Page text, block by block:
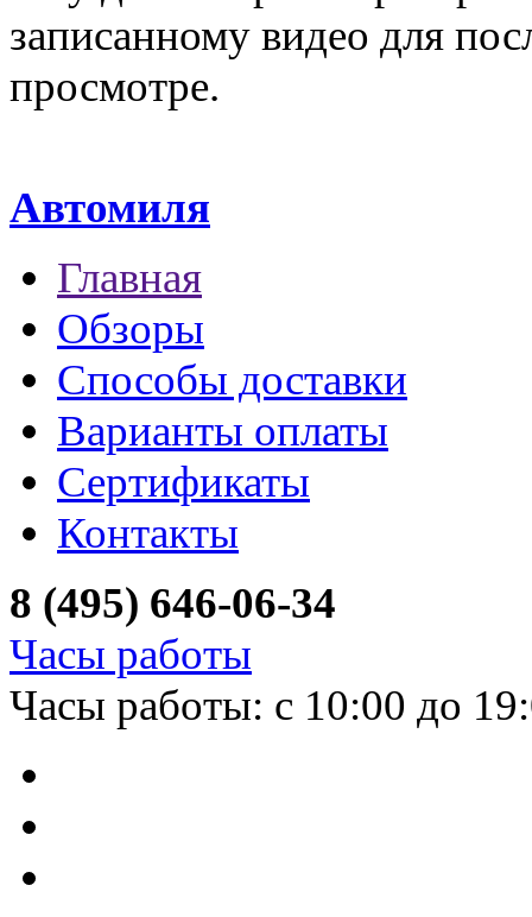
записанному видео для
просмотре.
Автомиля
Главная
Обзоры
Способы доставки
Варианты оплаты
Сертификаты
Контакты
8 (495) 646-06-34
Часы работы
Часы работы: с 10:00 до